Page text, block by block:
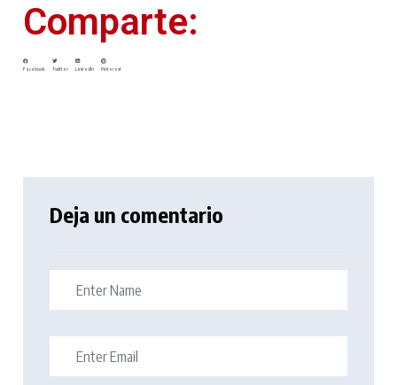
Comparte:
Facebook Twitter LinkedIn Pinterest
Deja un comentario